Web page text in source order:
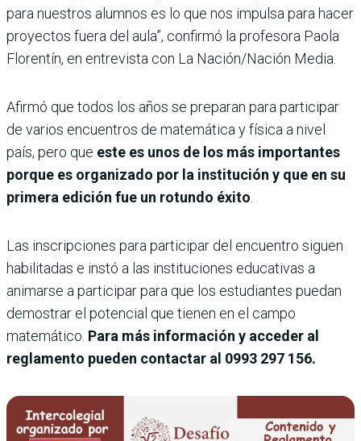
para nuestros alumnos es lo que nos impulsa para hacer
proyectos fuera del aula”, confirmó la profesora Paola
Florentín, en entrevista con La Nación/Nación Media.
Afirmó que todos los años se preparan para participar
de varios encuentros de matemática y física a nivel
país, pero que este es unos de los más importantes
porque es organizado por la institución y que en su
primera edición fue un rotundo éxito
Las inscripciones para participar del encuentro siguen
habilitadas e instó a las instituciones educativas a
animarse a participar para que los estudiantes puedan
demostrar el potencial que tienen en el campo
matemático. Para más información y acceder al
reglamento pueden contactar al 0993 297 156.